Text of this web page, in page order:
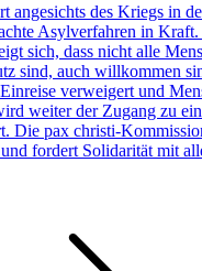
angesichts des Kriegs in
Asylverfahren in
sich, dass nicht alle
sind, auch willkommen
verweigert und
weiter der Zugang zu
Die pax christi-
fordert Solidarität mit